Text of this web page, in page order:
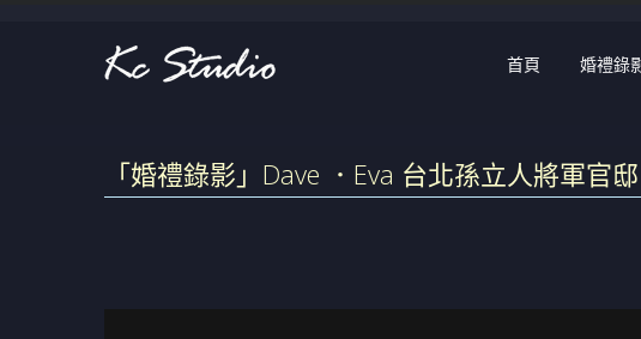
首頁 婚禮錄
「婚禮錄影」Dave ．Eva 台北孫立人將軍官